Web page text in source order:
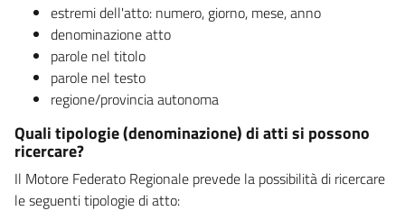
estremi dell'atto: numero, giorno, mese, anno
denominazione atto
parole nel titolo
parole nel testo
regione/provincia autonoma
Quali tipologie (denominazione) di atti si possono
ricercare?
Il Motore Federato Regionale prevede la possibilità di ricercare
le seguenti tipologie di atto: